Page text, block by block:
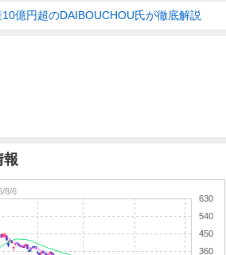
億円超のDAIBOUCHOU氏が徹底解説
報
360
450
540
630
8/6